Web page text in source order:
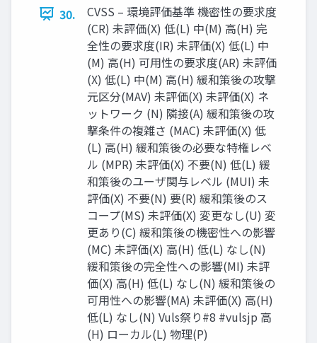
30.
CVSS – 環境評価基準 機密性の要求度
(CR) 未評価(X) 低(L) 中(M) 高(H) 完
全性の要求度(IR) 未評価(X) 低(L) 中
(M) 高(H) 可用性の要求度(AR) 未評価
(X) 低(L) 中(M) 高(H) 緩和策後の攻撃
元区分(MAV) 未評価(X) 未評価(X) ネ
ットワーク (N) 隣接(A) 緩和策後の攻
撃条件の複雑さ (MAC) 未評価(X) 低
(L) 高(H) 緩和策後の必要な特権レベ
ル (MPR) 未評価(X) 不要(N) 低(L) 緩
和策後のユーザ関与レベル (MUI) 未
評価(X) 不要(N) 要(R) 緩和策後のス
コープ(MS) 未評価(X) 変更なし(U) 変
更あり(C) 緩和策後の機密性への影響
(MC) 未評価(X) 高(H) 低(L) なし(N)
緩和策後の完全性への影響(MI) 未評
価(X) 高(H) 低(L) なし(N) 緩和策後の
可用性への影響(MA) 未評価(X) 高(H)
低(L) なし(N) Vuls祭り#8 #vulsjp 高
(H) ローカル(L) 物理(P)